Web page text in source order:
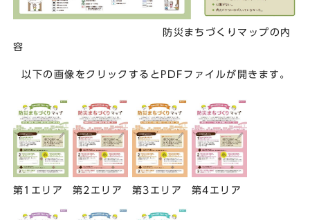
防災まちづくりマップの内
容
以下の画像をクリックするとPDFファイルが開きます。
第1エリア 第2エリア 第3エリア 第4エリア